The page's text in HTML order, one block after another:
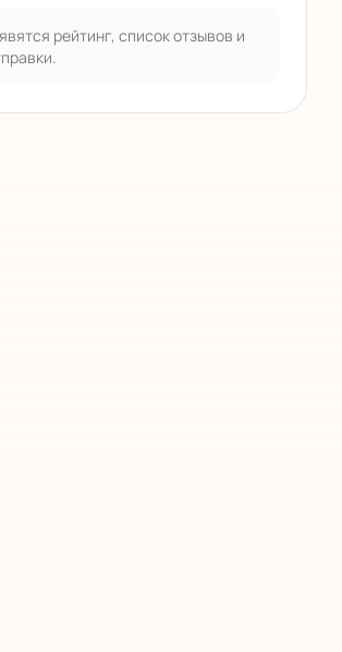
рейтинг, список отзывов и